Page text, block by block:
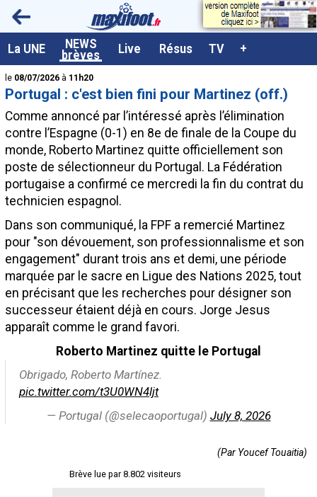
La UNE NEWS
brèves Live Résus TV +
<
le 08/07/2026 à 11h20
Portugal : c'est bien fini pour Martinez (off.)
Comme annoncé par l’intéressé après l’élimination
contre l’Espagne (0-1) en 8e de finale de la Coupe du
monde, Roberto Martinez quitte officiellement son
poste de sélectionneur du Portugal. La Fédération
portugaise a confirmé ce mercredi la fin du contrat du
technicien espagnol.
Dans son communiqué, la FPF a remercié Martinez
pour "son dévouement, son professionnalisme et son
engagement" durant trois ans et demi, une période
marquée par le sacre en Ligue des Nations 2025, tout
en précisant que les recherches pour désigner son
successeur étaient déjà en cours. Jorge Jesus
apparaît comme le grand favori.
Roberto Martinez quitte le Portugal
Obrigado, Roberto Martínez.
pic.twitter.com/t3U0WN4ljt
— Portugal (@selecaoportugal) July 8, 2026
(Par Youcef Touaitia)
Brève lue par 8.802 visiteurs
A la UNE
Dernières brèves
Live / Matchs en direct
Résultats et Classements
Class. buteurs européens
Programme TV foot
Vidéos
Sondages
Tableau transferts L1
Taille de la police
Paramètrages / Options
Contact / Signaler un bug
Recrutement Maxifoot
Mentions légales
site web Maxifoot.fr